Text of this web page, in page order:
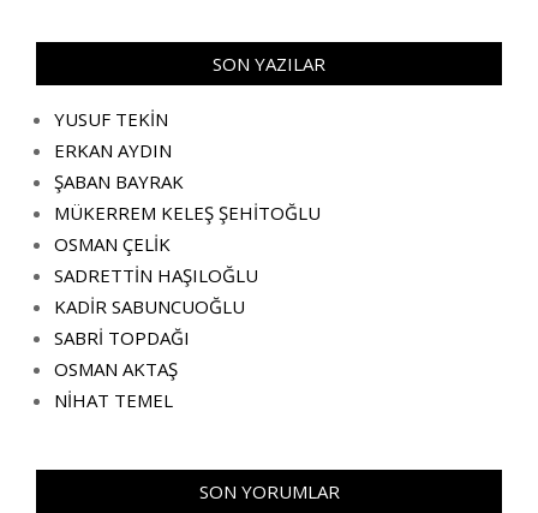
SON YAZILAR
YUSUF TEKİN
ERKAN AYDIN
ŞABAN BAYRAK
MÜKERREM KELEŞ ŞEHİTOĞLU
OSMAN ÇELİK
SADRETTİN HAŞILOĞLU
KADİR SABUNCUOĞLU
SABRİ TOPDAĞI
OSMAN AKTAŞ
NİHAT TEMEL
SON YORUMLAR